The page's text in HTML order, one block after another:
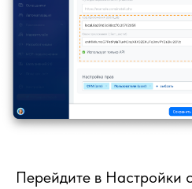
Перейдите в Настройки